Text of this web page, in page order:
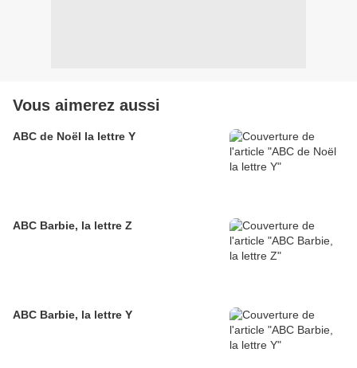
Vous aimerez aussi
ABC de Noël la lettre Y
ABC Barbie, la lettre Z
ABC Barbie, la lettre Y